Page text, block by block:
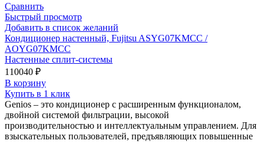
Сравнить
Быстрый просмотр
Добавить в список желаний
Кондиционер настенный, Fujitsu ASYG07KMCC /
AOYG07KMCC
Настенные сплит-системы
110040 ₽
В корзину
Купить в 1 клик
Genios – это кондиционер с расширенным функционалом,
двойной системой фильтрации, высокой
производительностью и интеллектуальным управлением. Для
взыскательных пользователей, предъявляющих повышенные